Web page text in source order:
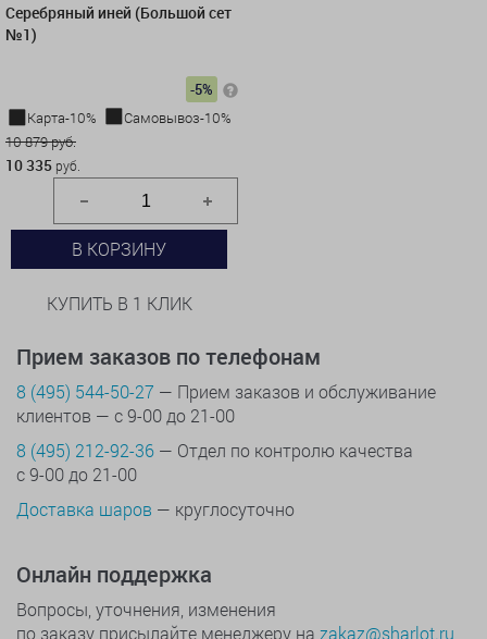
Серебряный иней (Большой сет
№1)
-5%
Карта-10%
Самовывоз-10%
10 879 руб.
10 335 руб.
В КОРЗИНУ
КУПИТЬ В 1 КЛИК
Прием заказов по телефонам
8 (495) 544-50-27 — Прием заказов и обслуживание
клиентов — с 9-00 до 21-00
8 (495) 212-92-36 — Отдел по контролю качества
с 9-00 до 21-00
Доставка шаров — круглосуточно
Онлайн поддержка
Вопросы, уточнения, изменения
по заказу присылайте менеджеру на zakaz@sharlot.ru